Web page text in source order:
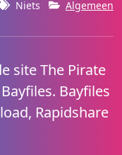
Niets Algemeen
site The Pirate
Bayfiles
Rapidshare